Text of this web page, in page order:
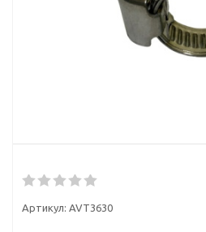
Артикул: AVT3630